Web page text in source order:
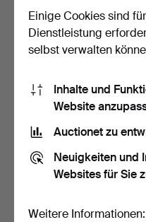
Nordlux, vier
Kupfer…
18 Std
4 Gebote
Einige Cookies sind
Dienstleistung
selbst verwalten
Inhalte und
Website
Auctionet zu
Neuigkeiten und
Websites für Sie
Weitere Informationen: